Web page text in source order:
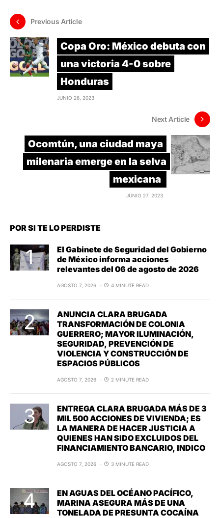
Previous Article
Copa Oro: México debuta con
una victoria 4-0 sobre
Honduras
JUNIO 26, 2023
Next Article
Ocomtún, una ciudad maya
milenaria emerge en la selva
mexicana
JUNIO 27, 2023
POR SI TE LO PERDISTE
El Gabinete de Seguridad del Gobierno
de México informa acciones
relevantes del 06 de agosto de 2026
AGOSTO 7, 2026 4 MINUTE READ
ANUNCIA CLARA BRUGADA
TRANSFORMACIÓN DE COLONIA
GUERRERO; MAYOR ILUMINACIÓN,
SEGURIDAD, PREVENCIÓN DE
VIOLENCIA Y CONSTRUCCIÓN DE
ESPACIOS PÚBLICOS
AGOSTO 7, 2026 2 MINUTE READ
ENTREGA CLARA BRUGADA MÁS DE 3
MIL 500 ACCIONES DE VIVIENDA; ES
LA MANERA DE HACER JUSTICIA A
QUIENES HAN SIDO EXCLUIDOS DEL
FINANCIAMIENTO BANCARIO, INDICO
AGOSTO 7, 2026 3 MINUTE READ
EN AGUAS DEL OCÉANO PACÍFICO,
MARINA ASEGURA MÁS DE UNA
TONELADA DE PRESUNTA COCAÍNA